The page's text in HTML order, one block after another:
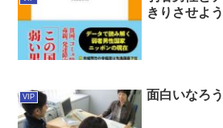
きりさせよ
VIP 面白いなろ